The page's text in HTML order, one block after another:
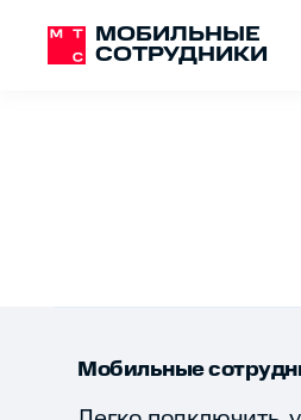
МОБИЛЬНЫЕ
СОТРУДНИКИ
Мобильные